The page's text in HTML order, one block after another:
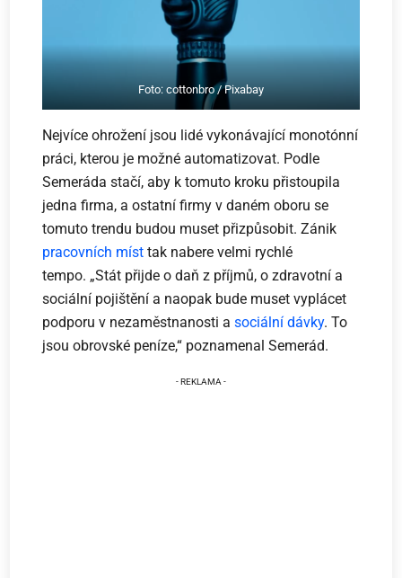
Foto: cottonbro / Pixabay
Nejvíce ohrožení jsou lidé vykonávající monotónní
práci, kterou je možné automatizovat. Podle
Semeráda stačí, aby k tomuto kroku přistoupila
jedna firma, a ostatní firmy v daném oboru se
tomuto trendu budou muset přizpůsobit. Zánik
pracovních míst tak nabere velmi rychlé
tempo. „Stát přijde o daň z příjmů, o zdravotní a
sociální pojištění a naopak bude muset vyplácet
podporu v nezaměstnanosti asociální dávky. To
jsou obrovské peníze,“ poznamenal Semerád.